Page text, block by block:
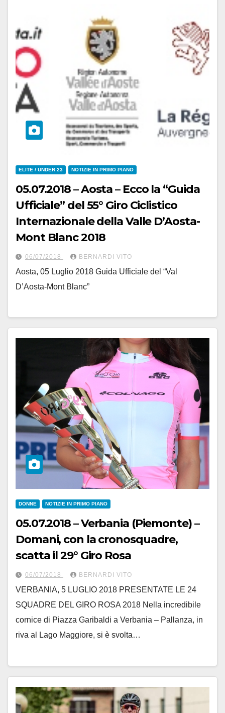
ELITE / UNDER 23 NOTIZIE IN PRIMO PIANO
05.07.2018 – Aosta – Ecco la “Guida
Ufficiale” del 55° Giro Ciclistico
Internazionale della Valle D’Aosta-
Mont Blanc 2018
06/07/2018 BERNARDI VITO
Aosta, 05 Luglio 2018 Guida Ufficiale del “Val
D’Aosta-Mont Blanc”
DONNE NOTIZIE IN PRIMO PIANO
05.07.2018 – Verbania (Piemonte) –
Domani, con la cronosquadre,
scatta il 29° Giro Rosa
06/07/2018 BERNARDI VITO
VERBANIA, 5 LUGLIO 2018 PRESENTATE LE 24
SQUADRE DEL GIRO ROSA 2018 Nella incredibile
cornice di Piazza Garibaldi a Verbania – Pallanza, in
riva al Lago Maggiore, si è svolta…